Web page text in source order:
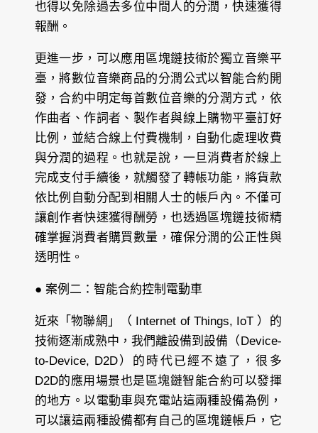
也得以免除過去多位中間人的分潤，快速獲得
報酬。
更進一步，可以應用區塊鏈技術於獨立音樂平
臺，將數位音樂商品的分潤公式以智能合約開
發，合約中明定每首數位音樂的分潤方式，依
作曲者、作詞者、製作者與線上購物平臺訂好
比例，並結合線上付費機制，自動化處理收費
與分潤的過程。也就是說，一旦消費者於線上
完成支付手續後，就觸發了轉帳功能，將貨款
依比例自動分配到相關人士的帳戶內。不僅可
讓創作者快速獲得酬勞，也透過區塊鏈技術精
確掌握消費者購買數量，確保分潤的公正性與
透明性。
● 案例二：智能合約控制電動車
近來「物聯網」（ Internet of Things, IoT ）的
技術逐漸成熟中，我們離設備到設備（Device-
to-Device, D2D）的時代已經不遠了，很多
D2D的應用場景也是區塊鏈智能合約可以發揮
的地方。以電動車與充電站這兩種設備為例，
可以讓這兩種設備都有自己的區塊鏈帳戶，它